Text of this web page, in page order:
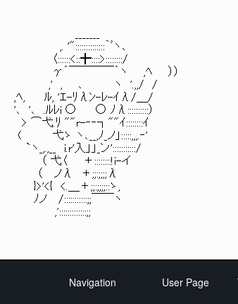
ヽ､
,ﾍ ））
,' , ､ ヽ '.,,/ /
-ｲλ/＿/
○ ﾉλ::::::::::）
::::::::ｲ
:::::,,,.‐'
イ
ゝ,
￣ヽ
Navigation User Page